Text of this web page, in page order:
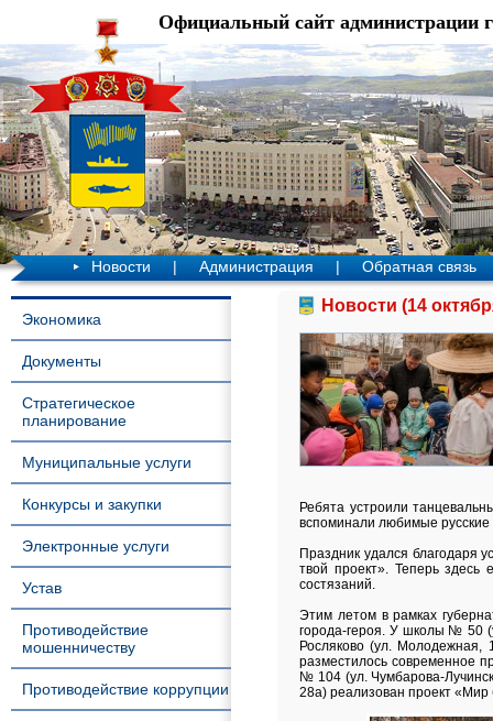
Официальный сайт администрации
Новости | Администрация | Обратная связь
Экономика
Документы
Стратегическое
планирование
Муниципальные услуги
Конкурсы и закупки
Электронные услуги
Устав
Противодействие
мошенничеству
Противодействие коррупции
Новости (14
Ребята устроили
вспоминали любимые русские
Праздник удался благодаря
твой проект». Теперь здесь
состязаний.
Этим летом в рамках
города-героя. У школы № 50
Росляково (ул.
разместилось современное
№ 104 (ул. Чумбарова-
28а) реализован проект «Мир